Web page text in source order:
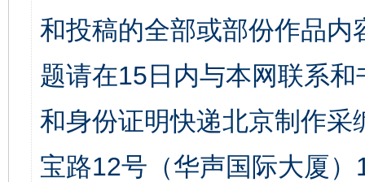
和投稿的全部或部份作品
题请在15日内与本网联系
和身份证明快递北京制作
宝路12号（华声国际大厦